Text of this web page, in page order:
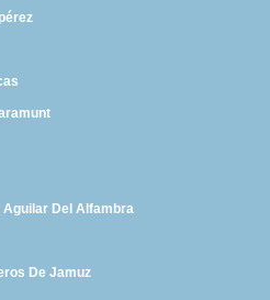
Aguilar Del Alfambra
De Jamuz